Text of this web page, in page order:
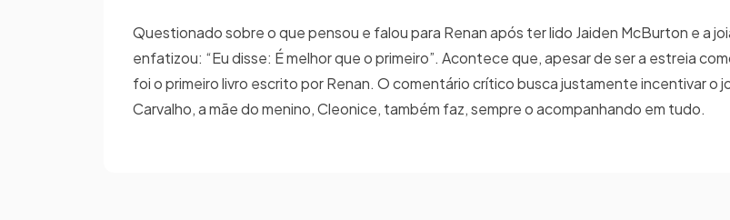
Questionado sobre o que pensou e falou para Renan após ter lido Jaiden McBurton e a
enfatizou: “Eu disse: É melhor que o primeiro”. Acontece que, apesar de ser a estreia
foi o primeiro livro escrito por Renan. O comentário crítico busca justamente incentivar o
Carvalho, a mãe do menino, Cleonice, também faz, sempre o acompanhando em tudo.